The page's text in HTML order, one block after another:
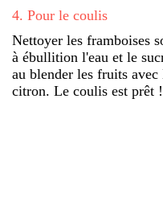
4. Pour le coulis
Nettoyer les framboises
à ébullition l'eau et le
au blender les fruits
citron. Le coulis est prêt !